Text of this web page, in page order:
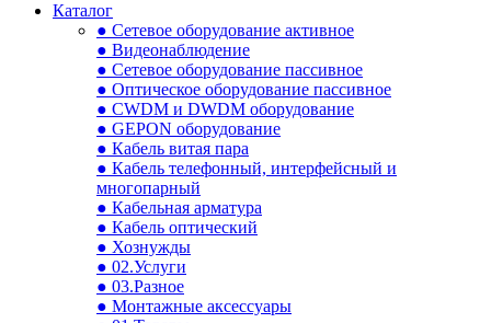
Каталог
● Сетевое оборудование активное
● Видеонаблюдение
● Сетевое оборудование пассивное
● Оптическое оборудование пассивное
● CWDM и DWDM оборудование
● GEPON оборудование
● Кабель витая пара
● Кабель телефонный, интерфейсный и
многопарный
● Кабельная арматура
● Кабель оптический
● Хознужды
● 02.Услуги
● 03.Разное
● Монтажные аксессуары